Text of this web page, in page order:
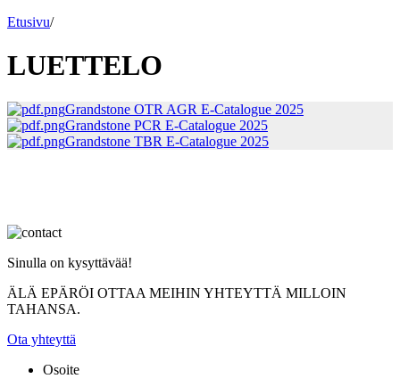
Etusivu/
LUETTELO
Grandstone OTR AGR E-Catalogue 2025
Grandstone PCR E-Catalogue 2025
Grandstone TBR E-Catalogue 2025
Sinulla on kysyttävää!
ÄLÄ EPÄRÖI OTTAA MEIHIN YHTEYTTÄ MILLOIN
TAHANSA.
Ota yhteyttä
Osoite